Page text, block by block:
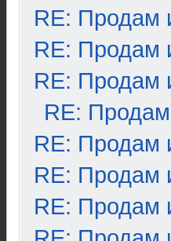
RE: Продам
RE: Продам
RE: Продам
RE:
RE: Продам
RE: Продам
RE: Продам